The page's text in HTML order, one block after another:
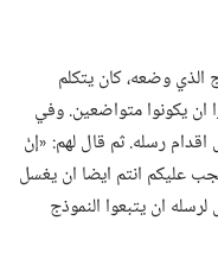
الذي وضعه،‏ كان يتكلم
ان يكونوا متواضعين.‏ وفي
اقدام رسله.‏ ثم قال لهم:‏ «إنْ
عليكم انتم ايضا ان يغسل
ان يتبعوا النموذج